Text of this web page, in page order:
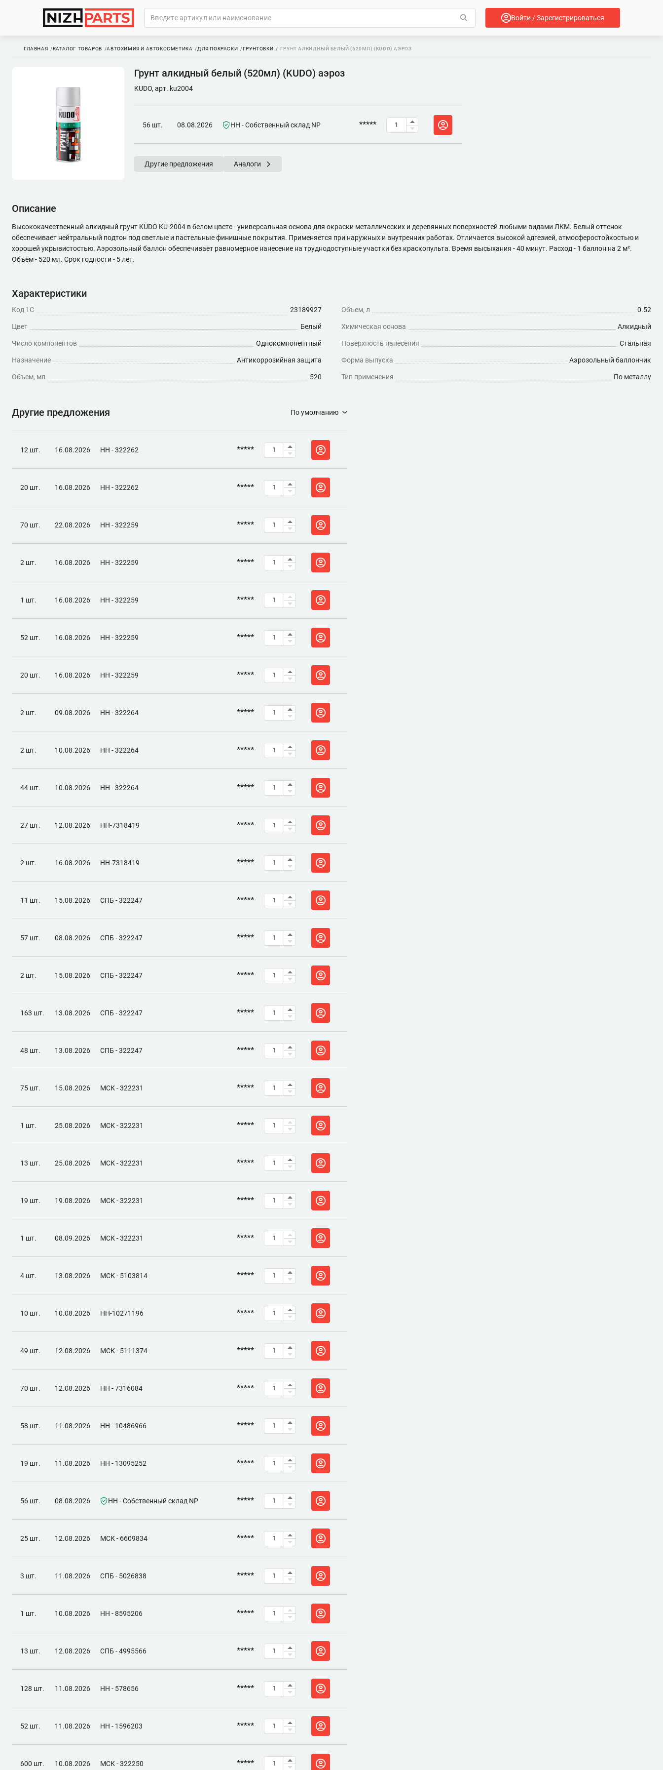
Войти / Зарегистрироваться
ГЛАВНАЯ КАТАЛОГ ТОВАРОВ АВТОХИМИЯ И АВТОКОСМЕТИКА ДЛЯ ПОКРАСКИ ГРУНТОВКИ ГРУНТ АЛКИДНЫЙ БЕЛЫЙ (520МЛ) (KUDO) АЭРОЗ
Грунт алкидный белый (520мл) (KUDO) аэроз
KUDO, арт. ku2004
56 шт. 08.08.2026 НН - Собственный склад NP *****
Другие предложения Аналоги
Описание
Высококачественный алкидный грунт KUDO KU-2004 в белом цвете - универсальная основа для окраски металлических и деревянных поверхностей любыми видами ЛКМ. Белый оттенок
обеспечивает нейтральный подтон под светлые и пастельные финишные покрытия. Применяется при наружных и внутренних работах. Отличается высокой адгезией, атмосферостойкостью и
хорошей укрывистостью. Аэрозольный баллон обеспечивает равномерное нанесение на труднодоступные участки без краскопульта. Время высыхания - 40 минут. Расход - 1 баллон на 2 м².
Объём - 520 мл. Срок годности - 5 лет.
Характеристики
Код 1С 23189927 Объем, л 0.52
Цвет Белый Химическая основа Алкидный
Число компонентов Однокомпонентный Поверхность нанесения Стальная
Назначение Антикоррозийная защита Форма выпуска Аэрозольный баллончик
Объем, мл 520 Тип применения По металлу
Другие предложения По умолчанию
12 шт. 16.08.2026 НН - 322262 *****
20 шт. 16.08.2026 НН - 322262 *****
70 шт. 22.08.2026 НН - 322259 *****
2 шт. 16.08.2026 НН - 322259 *****
1 шт. 16.08.2026 НН - 322259 *****
52 шт. 16.08.2026 НН - 322259 *****
20 шт. 16.08.2026 НН - 322259 *****
2 шт. 09.08.2026 НН - 322264 *****
2 шт. 10.08.2026 НН - 322264 *****
44 шт. 10.08.2026 НН - 322264 *****
27 шт. 12.08.2026 НН-7318419 *****
2 шт. 16.08.2026 НН-7318419 *****
11 шт. 15.08.2026 СПБ - 322247 *****
57 шт. 08.08.2026 СПБ - 322247 *****
2 шт. 15.08.2026 СПБ - 322247 *****
163 шт. 13.08.2026 СПБ - 322247 *****
48 шт. 13.08.2026 СПБ - 322247 *****
75 шт. 15.08.2026 МСК - 322231 *****
1 шт. 25.08.2026 МСК - 322231 *****
13 шт. 25.08.2026 МСК - 322231 *****
19 шт. 19.08.2026 МСК - 322231 *****
1 шт. 08.09.2026 МСК - 322231 *****
4 шт. 13.08.2026 МСК - 5103814 *****
10 шт. 10.08.2026 НН-10271196 *****
49 шт. 12.08.2026 МСК - 5111374 *****
70 шт. 12.08.2026 НН - 7316084 *****
58 шт. 11.08.2026 НН - 10486966 *****
19 шт. 11.08.2026 НН - 13095252 *****
56 шт. 08.08.2026 НН - Собственный склад NP *****
25 шт. 12.08.2026 МСК - 6609834 *****
3 шт. 11.08.2026 СПБ - 5026838 *****
1 шт. 10.08.2026 НН - 8595206 *****
13 шт. 12.08.2026 СПБ - 4995566 *****
128 шт. 11.08.2026 НН - 578656 *****
52 шт. 11.08.2026 НН - 1596203 *****
600 шт. 10.08.2026 МСК - 322250 *****